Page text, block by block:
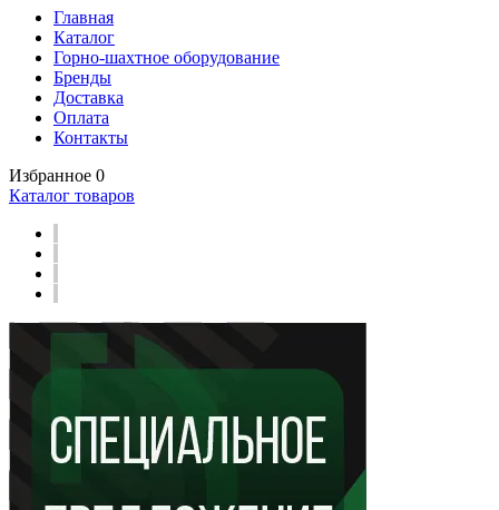
Главная
Каталог
Горно-шахтное оборудование
Бренды
Доставка
Оплата
Контакты
Избранное 0
Каталог товаров